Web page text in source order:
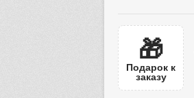
🎁
Подарок к
заказу